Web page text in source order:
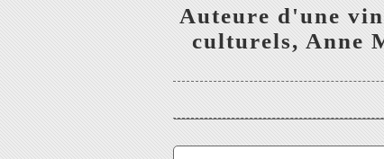
Auteure d'une
culturels, Anne